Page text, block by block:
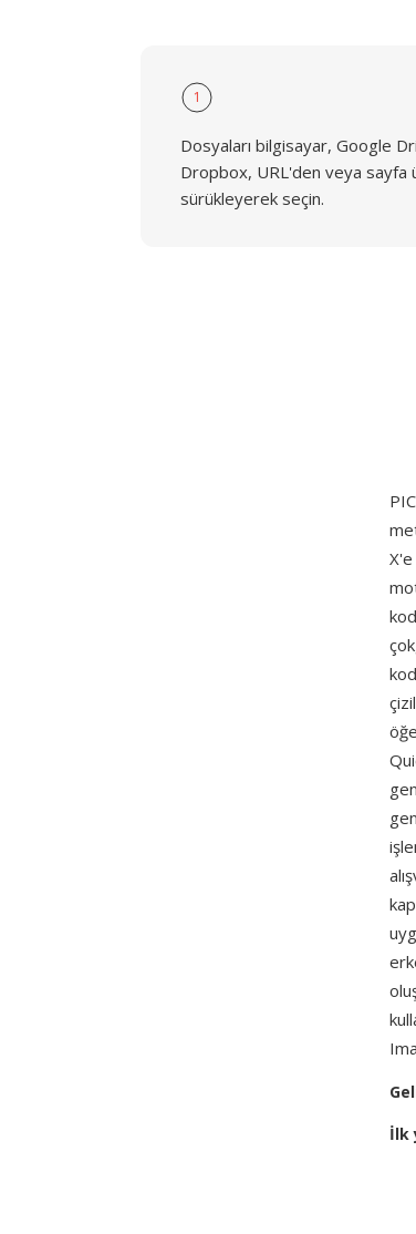
1
Dosyaları bilgisayar, Google
Dropbox, URL'den veya sayfa
sürükleyerek seçin.
İlk